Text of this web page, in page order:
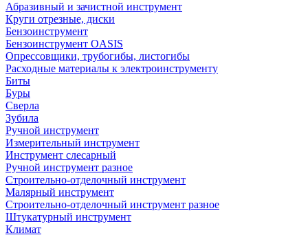
Абразивный и зачистной инструмент
Круги отрезные, диски
Бензоинструмент
Бензоинструмент OASIS
Опрессовщики, трубогибы, листогибы
Расходные материалы к электроинструменту
Биты
Буры
Сверла
Зубила
Ручной инструмент
Измерительный инструмент
Инструмент слесарный
Ручной инструмент разное
Строительно-отделочный инструмент
Малярный инструмент
Строительно-отделочный инструмент разное
Штукатурный инструмент
Климат